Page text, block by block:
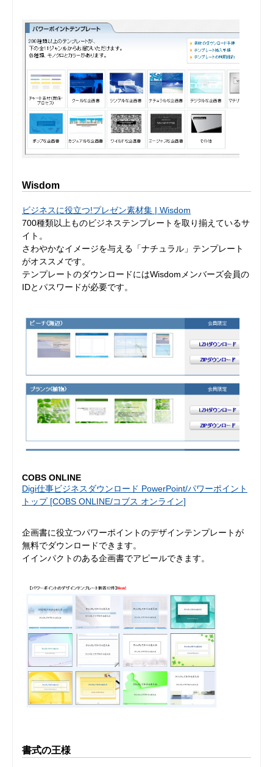
Wisdom
ビジネスに役立つ!プレゼン素材集 | Wisdom
700種類以上ものビジネステンプレートを取り揃えているサ
イト。
さわやかなイメージを与える「ナチュラル」テンプレート
がオススメです。
テンプレートのダウンロードにはWisdomメンバーズ会員の
IDとパスワードが必要です。
COBS ONLINE
Digi仕事ビジネスダウンロード PowerPoint/パワーポイント
トップ [COBS ONLINE/コブス オンライン]
企画書に役立つパワーポイントのデザインテンプレートが
無料でダウンロードできます。
イインパクトのある企画書でアピールできます。
書式の王様